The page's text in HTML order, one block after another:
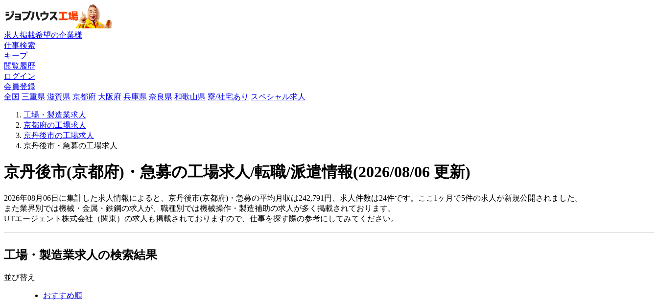
求人掲載希望の企業様
仕事検索
キープ
閲覧履歴
ログイン
会員登録
全国 三重県 滋賀県 京都府 大阪府 兵庫県 奈良県 和歌山県 寮/社宅あり スペシャル求人
工場・製造業求人
京都府の工場求人
京丹後市の工場求人
京丹後市・急募の工場求人
京丹後市(京都府)・急募の工場求人/転職/派遣情報(2026/08/06 更新)
2026年08月06日に集計した求人情報によると、京丹後市(京都府)・急募の平均月収は242,791円、求人件数は24件です。ここ1ヶ月で5件の求人が新規公開されました。
また業界別では機械・金属・鉄鋼の求人が、職種別では機械操作・製造補助の求人が多く掲載されております。
UTエージェント株式会社（関東）の求人も掲載されておりますので、仕事を探す際の参考にしてみてください。
工場・製造業求人の検索結果
並び替え
おすすめ順